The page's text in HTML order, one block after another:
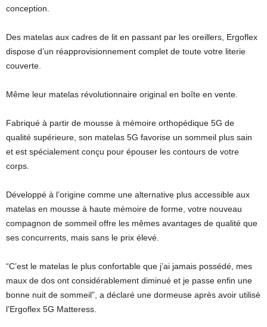
conception.
Des matelas aux cadres de lit en passant par les oreillers, Ergoflex
dispose d’un réapprovisionnement complet de toute votre literie
couverte.
Même leur matelas révolutionnaire original en boîte en vente.
Fabriqué à partir de mousse à mémoire orthopédique 5G de
qualité supérieure, son matelas 5G favorise un sommeil plus sain
et est spécialement conçu pour épouser les contours de votre
corps.
Développé à l’origine comme une alternative plus accessible aux
matelas en mousse à haute mémoire de forme, votre nouveau
compagnon de sommeil offre les mêmes avantages de qualité que
ses concurrents, mais sans le prix élevé.
“C’est le matelas le plus confortable que j’ai jamais possédé, mes
maux de dos ont considérablement diminué et je passe enfin une
bonne nuit de sommeil”, a déclaré une dormeuse après avoir utilisé
l’Ergoflex 5G Matteress.